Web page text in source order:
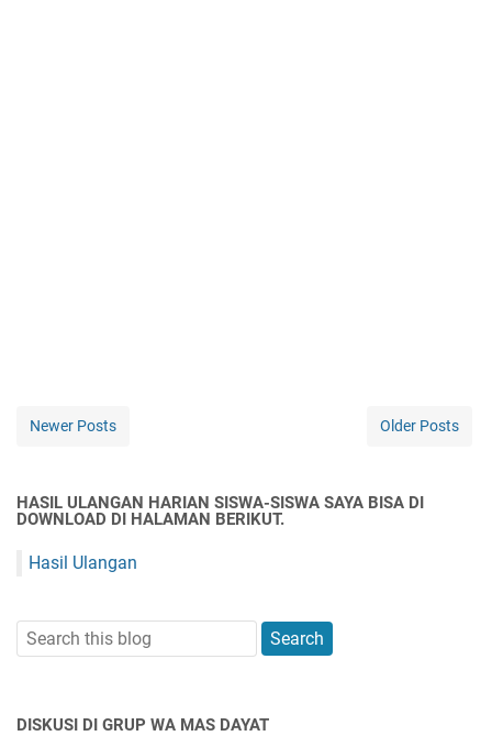
Newer Posts Older Posts
HASIL ULANGAN HARIAN SISWA-SISWA SAYA BISA DI
DOWNLOAD DI HALAMAN BERIKUT.
Hasil Ulangan
DISKUSI DI GRUP WA MAS DAYAT